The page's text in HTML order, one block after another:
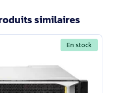
similaires
En stock